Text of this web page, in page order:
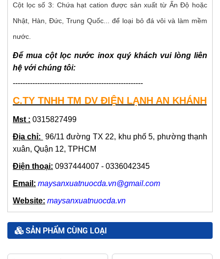
Cột lọc số 3: Chứa hạt cation được sản xuất từ Ấn Độ hoặc
Nhật, Hàn, Đức, Trung Quốc... để loại bỏ đá vôi và làm mềm
nước.
Để mua cột lọc nước inox quý khách vui lòng liên
hệ với chúng tôi:
-----------------------------------------------------
C.TY TNHH TM DV ĐIỆN LẠNH AN KHÁNH
Mst : 0315827499
Địa chỉ: 96/11 đường TX 22, khu phố 5, phường thạnh
xuân, Quận 12, TPHCM
Điện thoại: 0937444007 - 0336042345
Email: maysanxuatnuocda.vn@gmail.com
Website: maysanxuatnuocda.vn
SẢN PHẨM CÙNG LOẠI